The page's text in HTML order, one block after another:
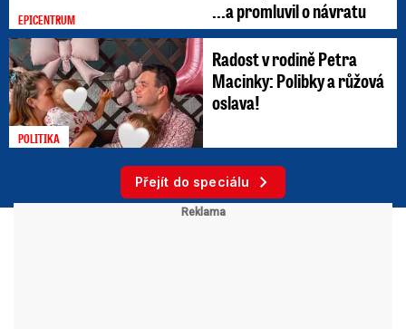
EPICENTRUM
...a promluvil o návratu
POLITIKA
Radost v rodině Petra
Macinky: Polibky a růžová
oslava!
Přejít do speciálu